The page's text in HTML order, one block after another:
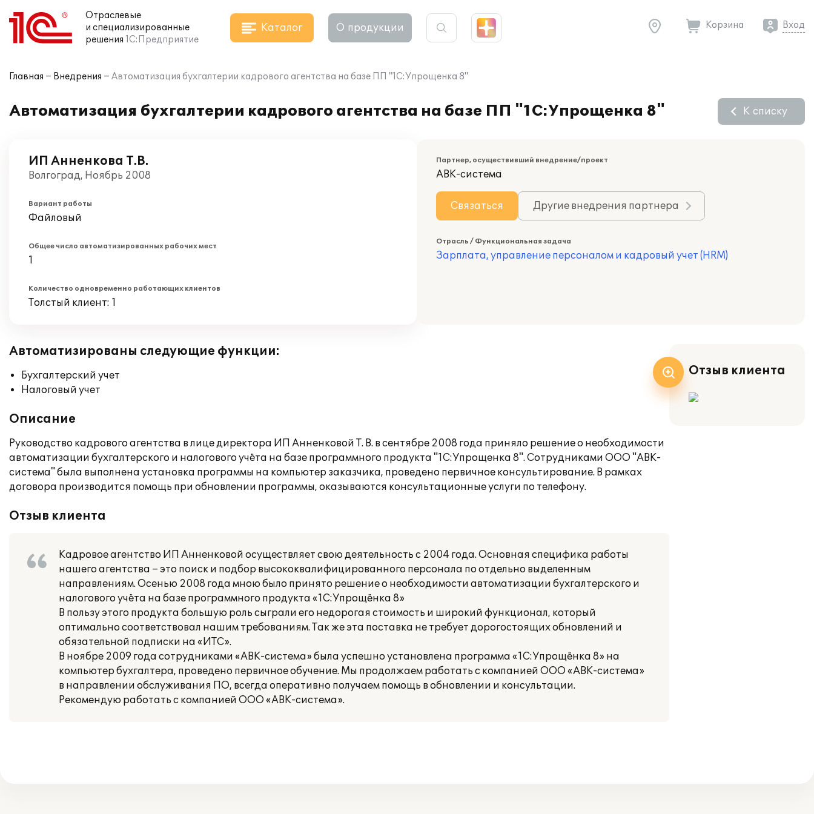
Отраслевые
и специализированные
решения 1С:Предприятие
Каталог О продукции Корзина Вход
Главная Внедрения Автоматизация бухгалтерии кадрового агентства на базе ПП "1С:Упрощенка 8"
Автоматизация бухгалтерии кадрового агентства на базе ПП "1С:Упрощенка 8" К списку
ИП Анненкова Т.В.
Волгоград, Ноябрь 2008
Вариант работы
Файловый
Общее число автоматизированных рабочих мест
1
Количество одновременно работающих клиентов
Толстый клиент: 1
Партнер, осуществивший внедрение/проект
АВК-система
Связаться Другие внедрения партнера
Отрасль / Функциональная задача
Зарплата, управление персоналом и кадровый учет (HRM)
Автоматизированы следующие функции:
Бухгалтерский учет
Налоговый учет
Описание
Руководство кадрового агентства в лице директора ИП Анненковой Т. В. в сентябре 2008 года приняло решение о необходимости
автоматизации бухгалтерского и налогового учёта на базе программного продукта "1С:Упрощенка 8". Сотрудниками ООО "АВК-
система" была выполнена установка программы на компьютер заказчика, проведено первичное консультирование. В рамках
договора производится помощь при обновлении программы, оказываются консультационные услуги по телефону.
Отзыв клиента
Кадровое агентство ИП Анненковой осуществляет свою деятельность с 2004 года. Основная специфика работы
нашего агентства – это поиск и подбор высококвалифицированного персонала по отдельно выделенным
направлениям. Осенью 2008 года мною было принято решение о необходимости автоматизации бухгалтерского и
налогового учёта на базе программного продукта «1С:Упрощёнка 8»
В пользу этого продукта большую роль сыграли его недорогая стоимость и широкий функционал, который
оптимально соответствовал нашим требованиям. Так же эта поставка не требует дорогостоящих обновлений и
обязательной подписки на «ИТС».
В ноябре 2009 года сотрудниками «АВК-система» была успешно установлена программа «1С:Упрощёнка 8» на
компьютер бухгалтера, проведено первичное обучение. Мы продолжаем работать с компанией ООО «АВК-система»
в направлении обслуживания ПО, всегда оперативно получаем помощь в обновлении и консультации.
Рекомендую работать с компанией ООО «АВК-система».
Отзыв клиента